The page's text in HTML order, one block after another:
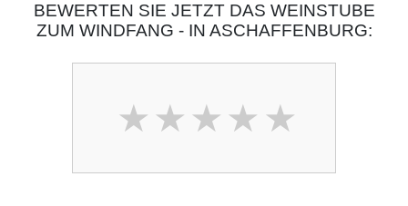
BEWERTEN SIE JETZT DAS WEINSTUBE
ZUM WINDFANG - IN ASCHAFFENBURG: